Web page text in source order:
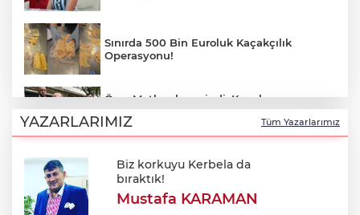
Sınırda 500 Bin Euroluk Kaçakçılık
Operasyonu!
Özer Matlı sahaya indi, Kapalıçarşı
esnafına söz verdi: "Masada değil birlikte
yöneteceğiz!"
Bursa'da korkutan yangın: Depoda
başladı apartmana sıçradı
YAZARLARIMIZ Tüm Yazarlarımız
Biz korkuyu Kerbela da
bıraktık!
Mustafa KARAMAN